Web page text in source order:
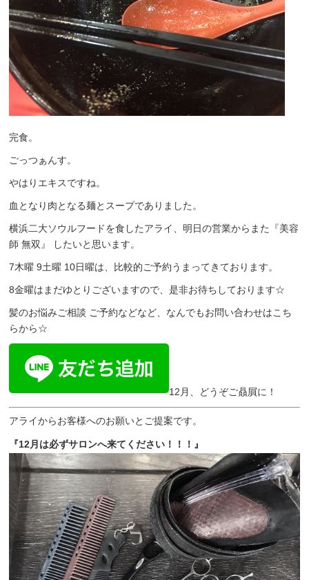
完食。
ごっつぁんす。
やはりエキスですね。
血となり肉となる麺とスープでありました。
横浜二大ソウルフードを食したアライ、明日の営業からまた『美容
師 無双』 したいと思います。
7木曜 9土曜 10日曜は、比較的ご予約うまってきております。
8金曜はまだゆとりございますので、是非お待ちしております☆
髪のお悩みご相談 ご予約などなど、なんでもお問い合わせはこち
らから☆
12月、どうぞご贔屓に！
アライからお客様へのお願いとご提案です。
『12月は必ずサロンへ来てください！！！』